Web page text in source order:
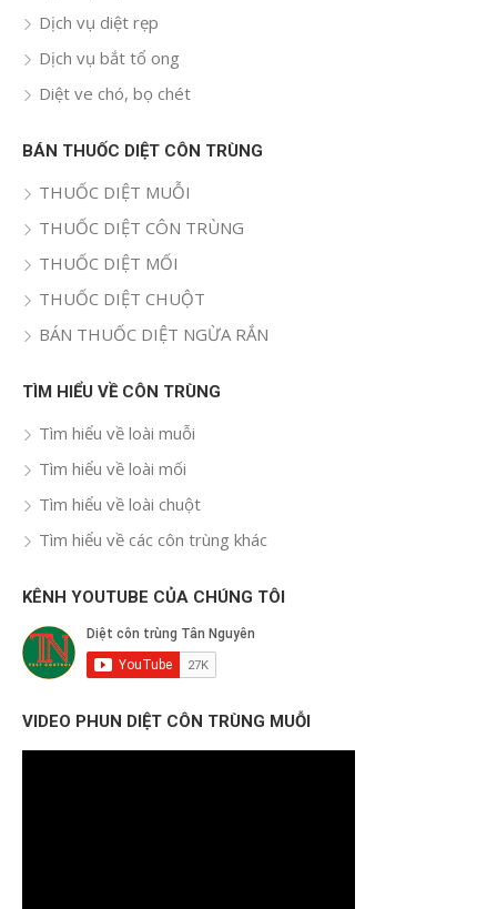
Dịch vụ diệt rẹp
Dịch vụ bắt tổ ong
Diệt ve chó, bọ chét
BÁN THUỐC DIỆT CÔN TRÙNG
THUỐC DIỆT MUỖI
THUỐC DIỆT CÔN TRÙNG
THUỐC DIỆT MỐI
THUỐC DIỆT CHUỘT
BÁN THUỐC DIỆT NGỪA RẮN
TÌM HIỂU VỀ CÔN TRÙNG
Tìm hiểu về loài muỗi
Tìm hiểu về loài mối
Tìm hiểu về loài chuột
Tìm hiểu về các côn trùng khác
KÊNH YOUTUBE CỦA CHÚNG TÔI
VIDEO PHUN DIỆT CÔN TRÙNG MUỖI